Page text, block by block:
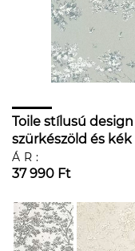
Toile stílusú
szürkészöld és
ÁR:
37 990 Ft